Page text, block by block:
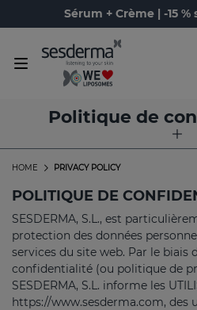
Sérum + Crème | -15
Politique de
PRIVACY POLICY
HOME
POLITIQUE DE
SESDERMA, S.L., est
protection des données
services du site web. Par le biais
confidentialité (ou politique de
SESDERMA, S.L. informe les
https://www.sesderma.com, des